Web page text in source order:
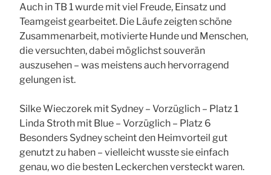
Auch in TB 1 wurde mit viel Freude, Einsatz und
Teamgeist gearbeitet. Die Läufe zeigten schöne
Zusammenarbeit, motivierte Hunde und Menschen,
die versuchten, dabei möglichst souverän
auszusehen – was meistens auch hervorragend
gelungen ist.
Silke Wieczorek mit Sydney – Vorzüglich – Platz 1
Linda Stroth mit Blue – Vorzüglich – Platz 6
Besonders Sydney scheint den Heimvorteil gut
genutzt zu haben – vielleicht wusste sie einfach
genau, wo die besten Leckerchen versteckt waren.